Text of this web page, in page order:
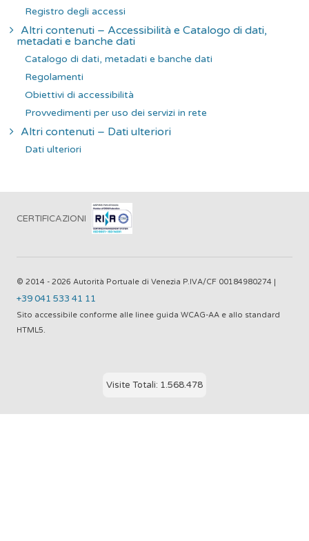
Registro degli accessi
Altri contenuti – Accessibilità e Catalogo di dati,
metadati e banche dati
Catalogo di dati, metadati e banche dati
Regolamenti
Obiettivi di accessibilità
Provvedimenti per uso dei servizi in rete
Altri contenuti – Dati ulteriori
Dati ulteriori
CERTIFICAZIONI
© 2014 - 2026 Autorità Portuale di Venezia P.IVA/CF 00184980274 |
+39 041 533 41 11
Sito accessibile conforme alle linee guida WCAG-AA e allo standard
HTML5.
Visite Totali: 1.568.478